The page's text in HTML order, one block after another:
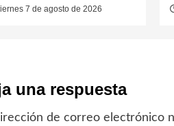
7 de agosto de 2026
una respuesta
de correo electrónico